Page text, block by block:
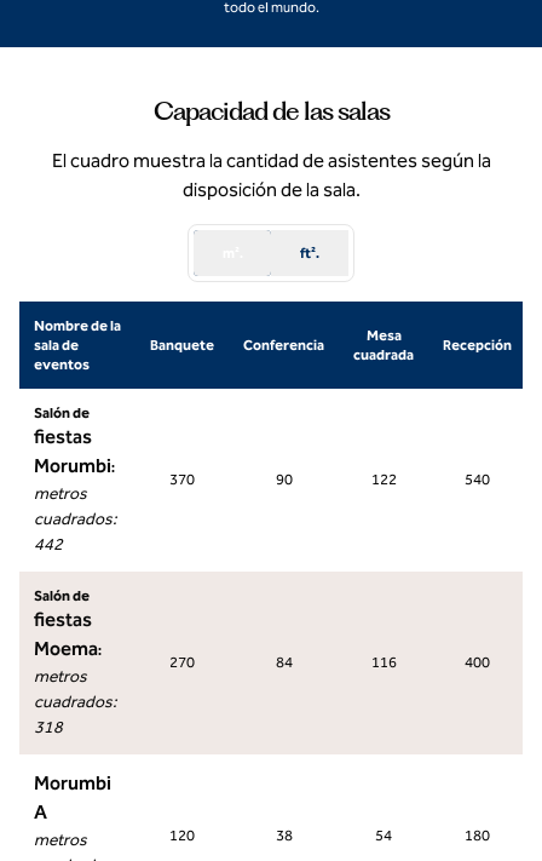
todo el mundo.
Capacidad de las salas
El cuadro muestra la cantidad de asistentes según la
disposición de la sala.
ft².
Nombre de la
sala de
eventos
Banquete Conferencia
Mesa
cuadrada
Recepción
Salón de
fiestas
Morumbi:
metros
cuadrados:
442
370 90 122 540
Salón de
fiestas
Moema:
metros
cuadrados:
318
270 84 116 400
Morumbi
A
metros
120 38 54 180